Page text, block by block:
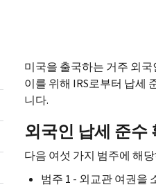
미국을 출국하는 거주 외
이를 위해 IRS로부터 납세
니다.
외국인 납세 준수
다음 여섯 가지 범주에 해
범주 1 - 외교관 여권을